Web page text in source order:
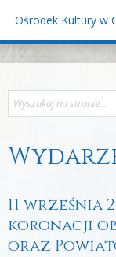
Ośrodek Kultury w
11 września
koronacji
oraz